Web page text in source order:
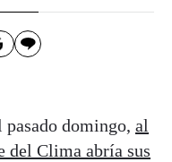
pasado domingo, al
del Clima abría sus